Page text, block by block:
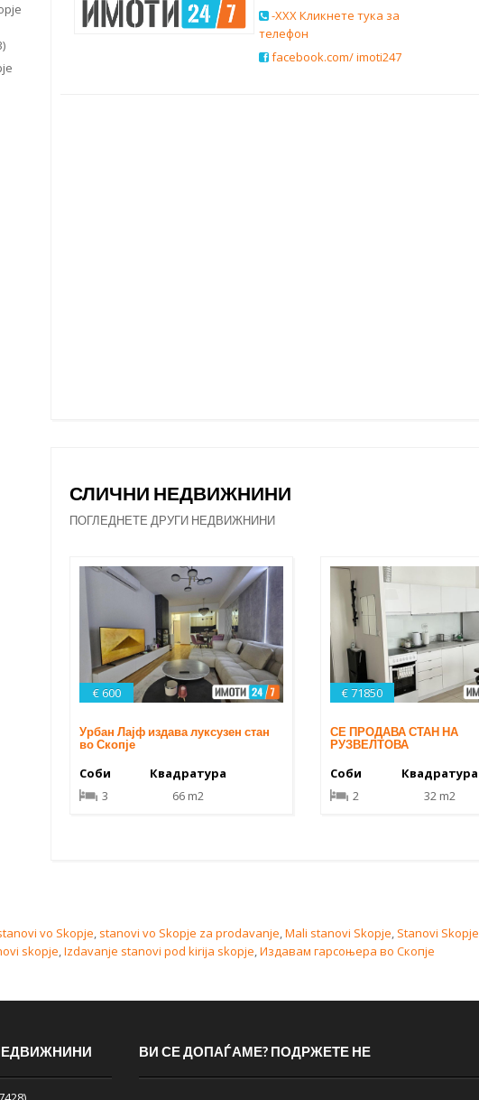
-XXX Кликнете тука за
телефон
facebook.com/ imoti247
СЛИЧНИ НЕДВИЖНИНИ
ПОГЛЕДНЕТЕ ДРУГИ НЕДВИЖНИНИ
€ 600
Урбан Лајф издава луксузен стан
во Скопје
Соби
3
Квадратура
66 m2
€ 71850
СЕ ПРОДАВА СТАН НА
РУЗВЕЛТОВА
Соби
2
Квадратура
32 m2
vo Skopje, stanovi vo Skopje za prodavanje,Mali stanovi Skopje, Stanovi Skopje
skopje,Izdavanje stanovi pod kirija skopje,Издавам гарсоњера во Скопје
ВИ СЕ ДОПАЃАМЕ? ПОДРЖЕТЕ НЕ